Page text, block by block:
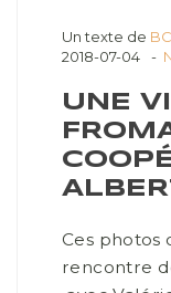
Un texte de
2018-07-04
UNE
Ces photos
rencontre